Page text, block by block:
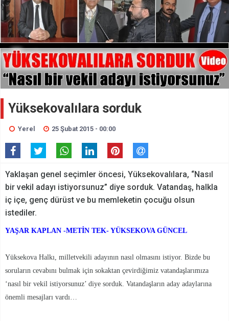
Yüksekovalılara sorduk
Yerel 25 Şubat 2015 - 00:00
Yaklaşan genel seçimler öncesi, Yüksekovalılara, “Nasıl
bir vekil adayı istiyorsunuz” diye sorduk. Vatandaş, halkla
iç içe, genç dürüst ve bu memleketin çocuğu olsun
istediler.
YAŞAR KAPLAN -METİN TEK- YÜKSEKOVA GÜNCEL
Yüksekova Halkı, milletvekili adayının nasıl olmasını istiyor. Bizde bu
soruların cevabını bulmak için sokaktan çevirdiğimiz vatandaşlarımıza
‘nasıl bir vekil istiyorsunuz’ diye sorduk. Vatandaşların aday adaylarına
önemli mesajları vardı…